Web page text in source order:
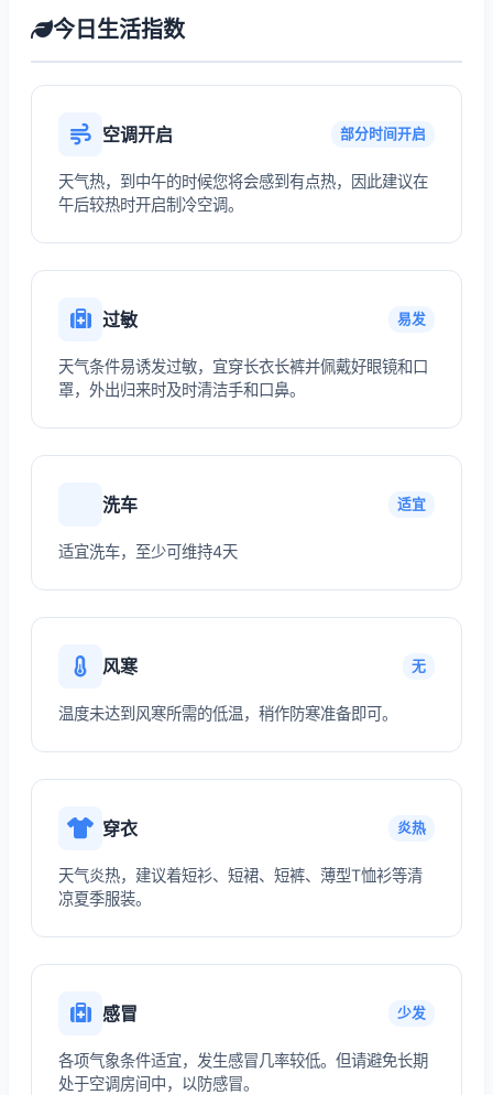
今日生活指数
空调开启 部分时间开启
天气热，到中午的时候您将会感到有点热，因此建议在
午后较热时开启制冷空调。
过敏 易发
天气条件易诱发过敏，宜穿长衣长裤并佩戴好眼镜和口
罩，外出归来时及时清洁手和口鼻。
洗车 适宜
适宜洗车，至少可维持4天
风寒 无
温度未达到风寒所需的低温，稍作防寒准备即可。
穿衣 炎热
天气炎热，建议着短衫、短裙、短裤、薄型T恤衫等清
凉夏季服装。
感冒 少发
各项气象条件适宜，发生感冒几率较低。但请避免长期
处于空调房间中，以防感冒。